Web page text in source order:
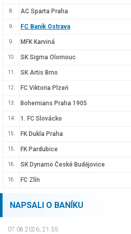
8. AC Sparta Praha
9. FC Baník Ostrava
9. MFK Karviná
10. SK Sigma Olomouc
11. SK Artis Brno
12. FC Viktoria Plzeň
13. Bohemians Praha 1905
14. 1. FC Slovácko
15. FK Dukla Praha
15. FK Pardubice
16. SK Dynamo České Budějovice
16. FC Zlín
NAPSALI O BANÍKU
07.08.2026, 21.55